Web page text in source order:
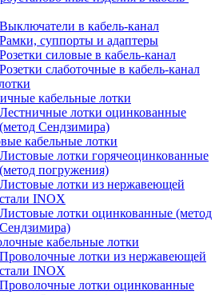
Выключатели в кабель-канал
Рамки, суппорты и адаптеры
Розетки силовые в кабель-канал
Розетки слаботочные в кабель-канал
кабельные лотки
Лестничные лотки оцинкованные
(метод Сендзимира)
кабельные лотки
Листовые лотки горячеоцинкованные
(метод погружения)
Листовые лотки из нержавеющей
стали INOX
Листовые лотки оцинкованные (метод
Сендзимира)
кабельные лотки
Проволочные лотки из нержавеющей
стали INOX
Проволочные лотки оцинкованные